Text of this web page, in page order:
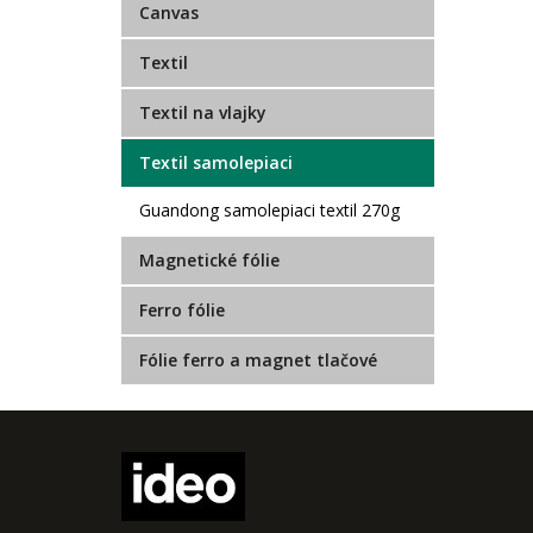
Canvas
Textil
Textil na vlajky
Textil samolepiaci
Guandong samolepiaci textil 270g
Magnetické fólie
Ferro fólie
Fólie ferro a magnet tlačové